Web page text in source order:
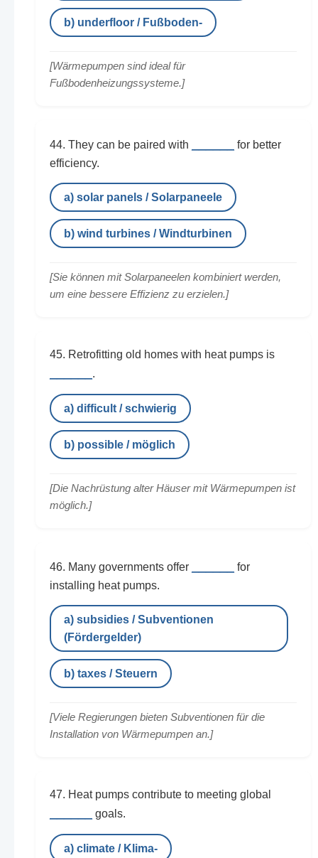
b) underfloor / Fußboden-
[Wärmepumpen sind ideal für
Fußbodenheizungssysteme.]
44. They can be paired with
for better
efficiency.
a) solar panels / Solarpaneele
b) wind turbines / Windturbinen
[Sie können mit Solarpaneelen kombiniert werden,
um eine bessere Effizienz zu erzielen.]
45. Retrofitting old homes with heat pumps is
.
a) difficult / schwierig
b) possible / möglich
[Die Nachrüstung alter Häuser mit Wärmepumpen ist
möglich.]
46. Many governments offer
for
installing heat pumps.
a) subsidies / Subventionen
(Fördergelder)
b) taxes / Steuern
[Viele Regierungen bieten Subventionen für die
Installation von Wärmepumpen an.]
47. Heat pumps contribute to meeting global
goals.
a) climate / Klima-